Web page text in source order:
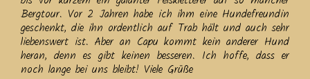
Bergtour. Vor 2 Jahren habe ich ihm eine Hundefreundin
geschenkt, die ihn ordentlich auf Trab hält und auch sehr
liebenswert ist. Aber an Capu kommt kein anderer Hund
heran, denn es gibt keinen besseren. Ich hoffe, dass er
noch lange bei uns bleibt! Viele Grüße